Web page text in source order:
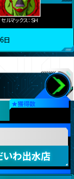
セルマックス：ＳＨ
日
★獲得数
いわ出水店